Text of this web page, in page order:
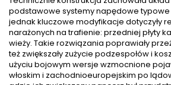
podstawowe systemy napędowe typowe
jednak kluczowe modyfikacje dotyczyły
narażonych na trafienie: przedniej płyty
wieży. Takie rozwiązania poprawiały
też zwiększały zużycie podzespołów i
użyciu bojowym wersje wzmocnione
włoskim i zachodnioeuropejskim po